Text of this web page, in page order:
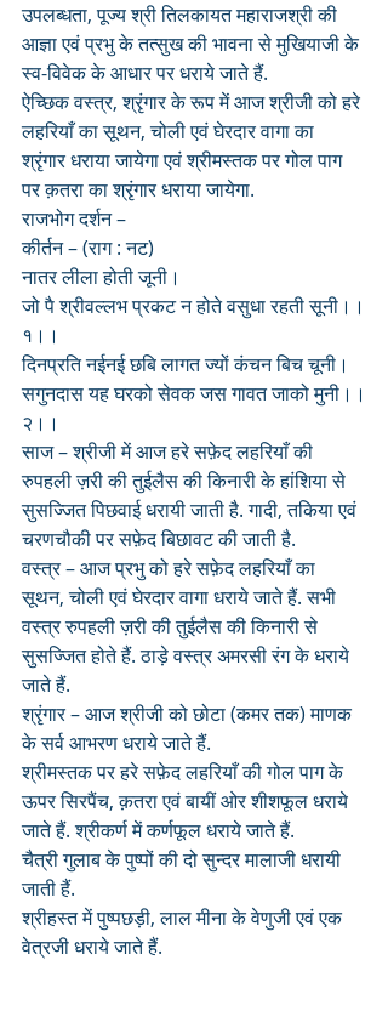
उपलब्धता, पूज्य श्री तिलकायत महाराजश्री की
आज्ञा एवं प्रभु के तत्सुख की भावना से मुखियाजी के
स्व-विवेक के आधार पर धराये जाते हैं.
ऐच्छिक वस्त्र, श्रृंगार के रूप में आज श्रीजी को हरे
लहरियाँ का सूथन, चोली एवं घेरदार वागा का
श्रृंगार धराया जायेगा एवं श्रीमस्तक पर गोल पाग
पर क़तरा का श्रृंगार धराया जायेगा.
राजभोग दर्शन –
कीर्तन – (राग : नट)
नातर लीला होती जूनी।
जो पै श्रीवल्लभ प्रकट न होते वसुधा रहती सूनी।।
१।।
दिनप्रति नईनई छबि लागत ज्यों कंचन बिच चूनी।
सगुनदास यह घरको सेवक जस गावत जाको मुनी।।
२।।
साज – श्रीजी में आज हरे सफ़ेद लहरियाँ की
रुपहली ज़री की तुईलैस की किनारी के हांशिया से
सुसज्जित पिछवाई धरायी जाती है. गादी, तकिया एवं
चरणचौकी पर सफ़ेद बिछावट की जाती है.
वस्त्र – आज प्रभु को हरे सफ़ेद लहरियाँ का
सूथन, चोली एवं घेरदार वागा धराये जाते हैं. सभी
वस्त्र रुपहली ज़री की तुईलैस की किनारी से
सुसज्जित होते हैं. ठाड़े वस्त्र अमरसी रंग के धराये
जाते हैं.
श्रृंगार – आज श्रीजी को छोटा (कमर तक) माणक
के सर्व आभरण धराये जाते हैं.
श्रीमस्तक पर हरे सफ़ेद लहरियाँ की गोल पाग के
ऊपर सिरपैंच, क़तरा एवं बायीं ओर शीशफूल धराये
जाते हैं. श्रीकर्ण में कर्णफूल धराये जाते हैं.
चैत्री गुलाब के पुष्पों की दो सुन्दर मालाजी धरायी
जाती हैं.
श्रीहस्त में पुष्पछड़ी, लाल मीना के वेणुजी एवं एक
वेत्रजी धराये जाते हैं.